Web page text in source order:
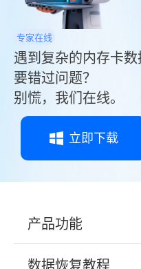
专家在线
遇到复杂的内存卡
要错过问题？
别慌，我们在线。
立即下载
产品功能
数据恢复教程